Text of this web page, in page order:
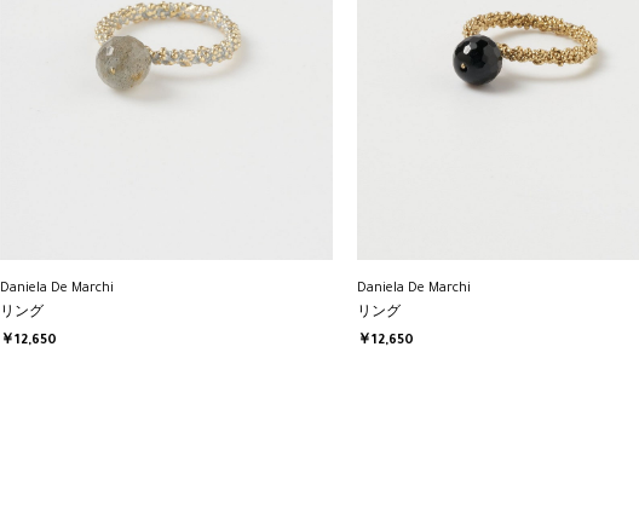
Daniela De Marchi
リング
￥12,650
Daniela De Marchi
リング
￥12,650